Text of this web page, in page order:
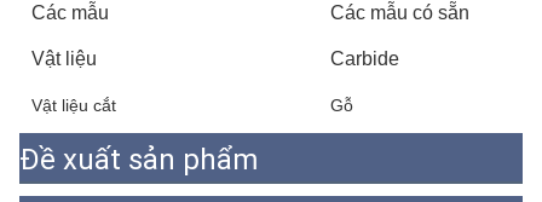
Các mẫu Các mẫu có sẵn
Vật liệu Carbide
Vật liệu cắt Gỗ
Đề xuất sản phẩm